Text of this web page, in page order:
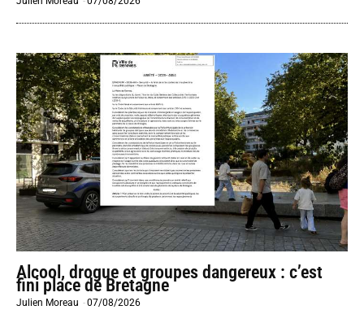
Alcool, drogue et groupes dangereux : c’est
fini place de Bretagne
Julien Moreau -07/08/2026